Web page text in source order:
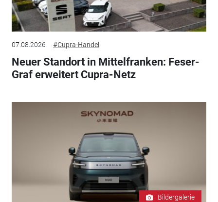
07.08.2026 #Cupra-Handel
Neuer Standort in Mittelfranken: Feser-
Graf erweitert Cupra-Netz
Bildergalerie